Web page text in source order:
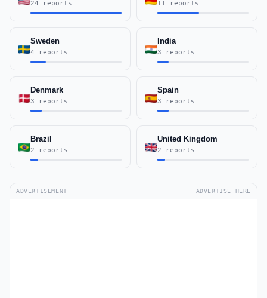
24 reports 11 reports
Sweden
4 reports
India
3 reports
Denmark
3 reports
Spain
3 reports
Brazil
2 reports
United Kingdom
2 reports
ADVERTISEMENT ADVERTISE HERE